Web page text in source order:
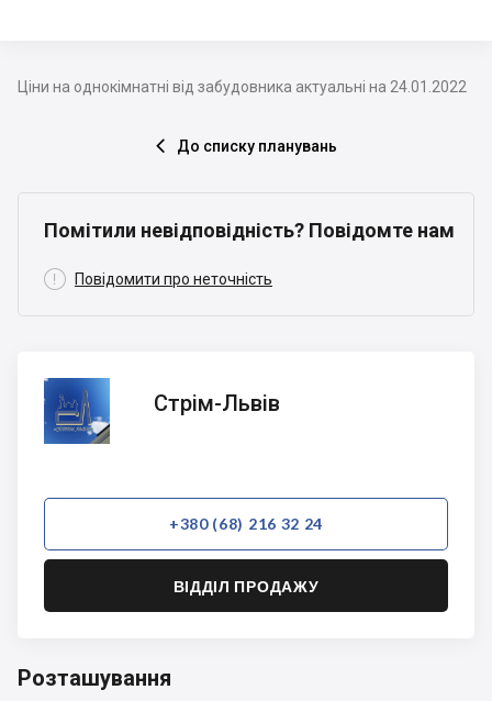
Ціни на однокімнатні від забудовника актуальні на 24.01.2022
 До списку планувань
Помітили невідповідність? Повідомте нам
 Повідомити про неточність
Стрім-
Львів
Стрім-Львів
+380 (68) 216 32 24
ВІДДІЛ ПРОДАЖУ
Розташування